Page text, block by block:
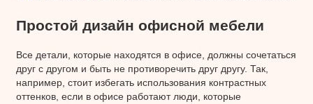
Простой дизайн офисной мебели
Все детали, которые находятся в офисе, должны сочетаться
друг с другом и быть не противоречить друг другу. Так,
например, стоит избегать использования контрастных
оттенков, если в офисе работают люди, которые